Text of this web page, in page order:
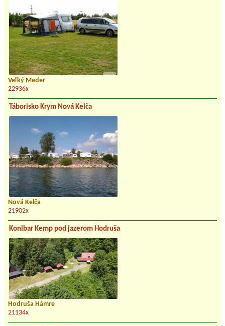
Veľký Meder
22936x
Táborisko Krym Nová Kelča
Nová Kelča
21902x
Konibar Kemp pod jazerom Hodruša
Hodruša Hámre
21134x